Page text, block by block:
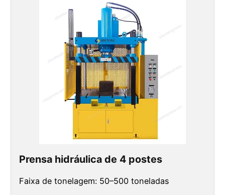
Prensa hidráulica de 4 postes
Faixa de tonelagem: 50–500 toneladas